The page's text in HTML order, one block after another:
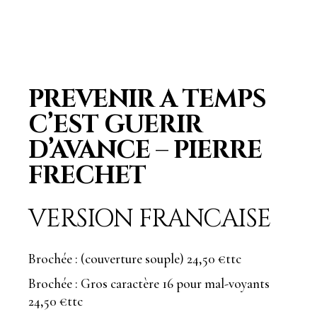
PREVENIR A TEMPS
C’EST GUERIR
D’AVANCE – PIERRE
FRECHET
VERSION FRANCAISE
Brochée : (couverture souple) 24,50 €ttc
Brochée : Gros caractère 16 pour mal-voyants
24,50 €ttc